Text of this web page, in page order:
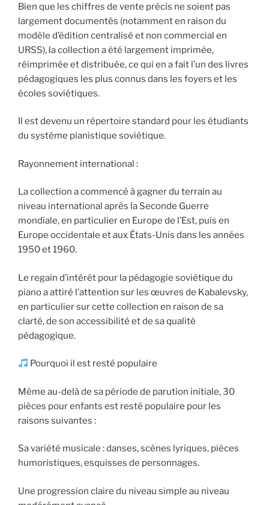
Bien que les chiffres de vente précis ne soient pas
largement documentés (notamment en raison du
modèle d’édition centralisé et non commercial en
URSS), la collection a été largement imprimée,
réimprimée et distribuée, ce qui en a fait l’un des livres
pédagogiques les plus connus dans les foyers et les
écoles soviétiques.
Il est devenu un répertoire standard pour les étudiants
du système pianistique soviétique.
Rayonnement international :
La collection a commencé à gagner du terrain au
niveau international après la Seconde Guerre
mondiale, en particulier en Europe de l’Est, puis en
Europe occidentale et aux États-Unis dans les années
1950 et 1960.
Le regain d’intérêt pour la pédagogie soviétique du
piano a attiré l’attention sur les œuvres de Kabalevsky,
en particulier sur cette collection en raison de sa
clarté, de son accessibilité et de sa qualité
pédagogique.
Pourquoi il est resté populaire
Même au-delà de sa période de parution initiale, 30
pièces pour enfants est resté populaire pour les
raisons suivantes :
Sa variété musicale : danses, scènes lyriques, pièces
humoristiques, esquisses de personnages.
Une progression claire du niveau simple au niveau